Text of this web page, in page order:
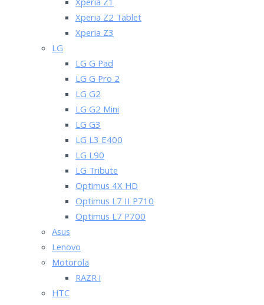
Xperia Z1
Xperia Z2 Tablet
Xperia Z3
LG
LG G Pad
LG G Pro 2
LG G2
LG G2 Mini
LG G3
LG L3 E400
LG L90
LG Tribute
Optimus 4X HD
Optimus L7 II P710
Optimus L7 P700
Asus
Lenovo
Motorola
RAZR i
HTC